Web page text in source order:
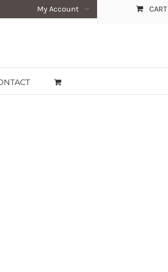
My Account CART